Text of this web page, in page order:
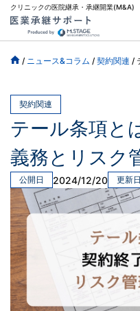
クリニックの医院継承・承継開業(M&A)
/ ニュース&コラム / 契約関連 /
契約関連
テール条項と
義務とリスク
公開日 2024/12/20 更新日